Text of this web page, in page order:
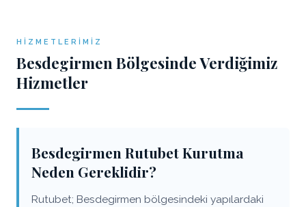
HIZMETLERIMIZ
Besdegirmen Bölgesinde Verdiğimiz
Hizmetler
Besdegirmen Rutubet Kurutma
Neden Gereklidir?
Rutubet; Besdegirmen bölgesindeki yapılardaki